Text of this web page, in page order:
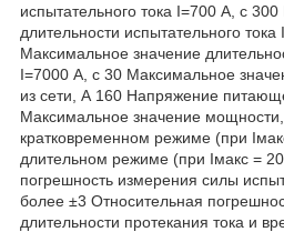
испытательного тока I=700 А, с
длительности испытательного
Максимальное значение
I=7000 А, с 30 Максимальное
из сети, А 160 Напряжение
Максимальное значение
кратковременном режиме (при
длительном режиме (при Iмакс =
погрешность измерения силы
более ±3 Относительная
длительности протекания тока и